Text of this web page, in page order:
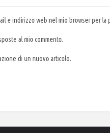
e indirizzo web nel mio browser per la
al mio commento.
di un nuovo articolo.